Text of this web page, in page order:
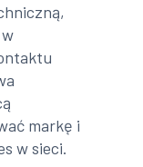
markę i
w sieci.